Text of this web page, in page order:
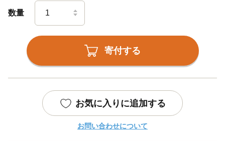
数量
寄付する
お気に入りに追加する
お問い合わせについて